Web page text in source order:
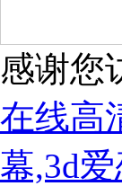
感谢您
在线高
幕,3d